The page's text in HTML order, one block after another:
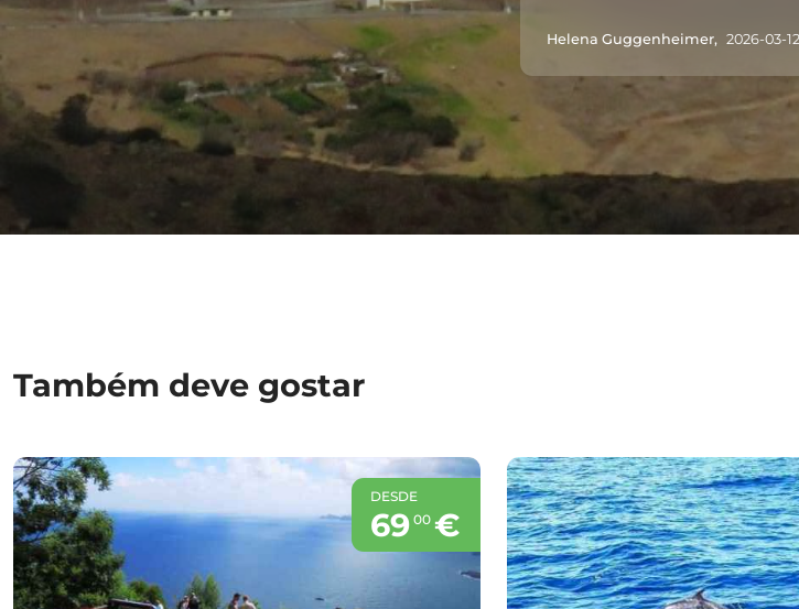
And of course, the
Madeira is simply
mountains, океан,
truly breathtaking.
inspire you to travel
Helena Guggenheimer, 2026-03-12
Também deve gostar
DESDE
69 00 €